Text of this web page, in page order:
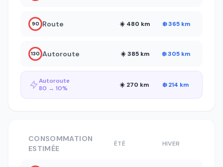
90 Route ☀️ 480 km ❄️ 365 km
130 Autoroute ☀️ 385 km ❄️ 305 km
Autoroute
80 → 10%
☀️ 270 km ❄️ 214 km
CONSOMMATION
ESTIMÉE
ÉTÉ HIVER